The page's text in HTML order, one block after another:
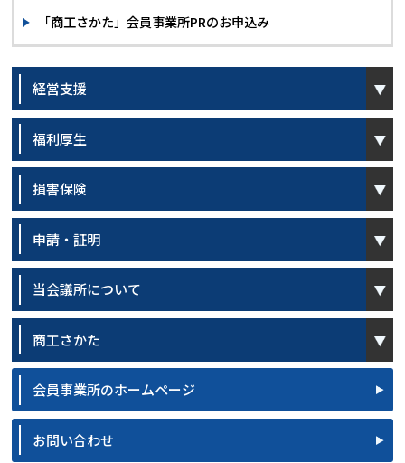
「商工さかた」会員事業所PRのお申込み
経営支援
福利厚生
損害保険
申請・証明
当会議所について
商工さかた
会員事業所のホームページ
お問い合わせ